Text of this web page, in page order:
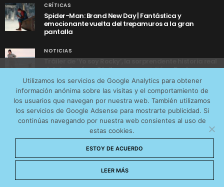
CRÍTICAS
Spider-Man: Brand New Day | Fantástica y
emocionante vuelta del trepamuros a la gran
pantalla
NOTICIAS
Tráiler de ‘Yo soy Rocky’, la sorprendente historia real
detrás de cómo Stallone se convirtió en Rocky
AVISO LEGAL CONTACTO
POLÍTICA DE COOKIES
POLÍTICA DE PRIVACIDAD
© 2026 CinemaNet. Designed by
Utilizamos los servicios de Google Analytics para obtener
información anónima sobre las visitas y el comportamiento de
los usuarios que navegan por nuestra web. También utilizamos
los servicios de Google Adsense para mostrarte publicidad. Si
continúas navegando por nuestra web consientes al uso de
estas cookies.
ESTOY DE ACUERDO
LEER MÁS
tráfico web que recibimos y conocer los servicios que
más os interesan. Puede cambiar las preferencias y
obtener más información sobre las cookies que
utilizamos en nuestra Política de cookies
Aceptar cookies
No permitir cookies